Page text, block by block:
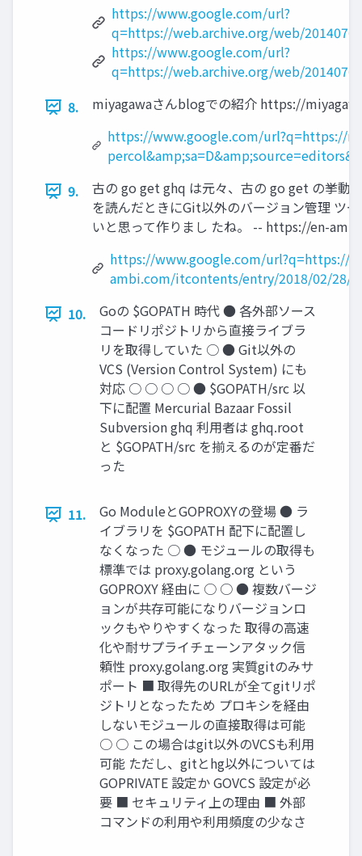
https://www.google.com/url?
q=https://web.archive.org/web/
https://www.google.com/url?
q=https://web.archive.org/web/
8.
miyagawaさんblogでの紹介 https://
https://www.google.com/url?q=https://
9.
古の go get ghq は元々、古の go get の挙動
を読んだときにGit以外のバージョン管理 ツ
いと思って作りまし たね。 -- https://en-
https://www.google.com/url?q=https://
ambi.com/itcontents/entry/2018/02/28/
10.
Goの $GOPATH 時代 ● 各外部ソース
コードリポジトリから直接ライブラ
リを取得していた ○ ● Git以外の
VCS (Version Control System) にも
対応 ○ ○ ○ ○ ● $GOPATH/src 以
下に配置 Mercurial Bazaar Fossil
Subversion ghq 利用者は ghq.root
と $GOPATH/src を揃えるのが定番だ
った
11.
Go ModuleとGOPROXYの登場 ● ラ
イブラリを $GOPATH 配下に配置し
なくなった ○ ● モジュールの取得も
標準では proxy.golang.org という
GOPROXY 経由に ○ ○ ● 複数バージ
ョンが共存可能になりバージョンロ
ックもやりやすくなった 取得の高速
化や耐サプライチェーンアタック信
頼性 proxy.golang.org 実質gitのみサ
ポート ■ 取得先のURLが全てgitリポ
ジトリとなったため プロキシを経由
しないモジュールの直接取得は可能
○ ○ この場合はgit以外のVCSも利用
可能 ただし、gitとhg以外については
GOPRIVATE 設定か GOVCS 設定が必
要 ■ セキュリティ上の理由 ■ 外部
コマンドの利用や利用頻度の少なさ